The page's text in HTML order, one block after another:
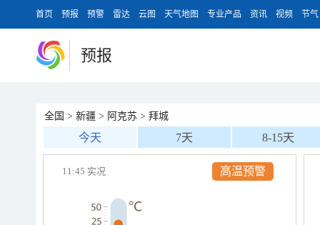
首页 预报 预警 雷达 云图 天气地图 专业产品 资讯 视频 节气
预报
全国 > 新疆 > 阿克苏 > 拜城
今天 7天 8-15天
11:45 实况 高温预警